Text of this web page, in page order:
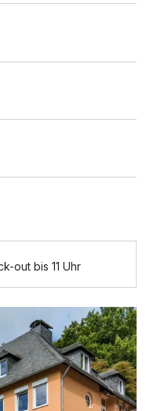
p.P. ab541,00 €
out bis 11 Uhr